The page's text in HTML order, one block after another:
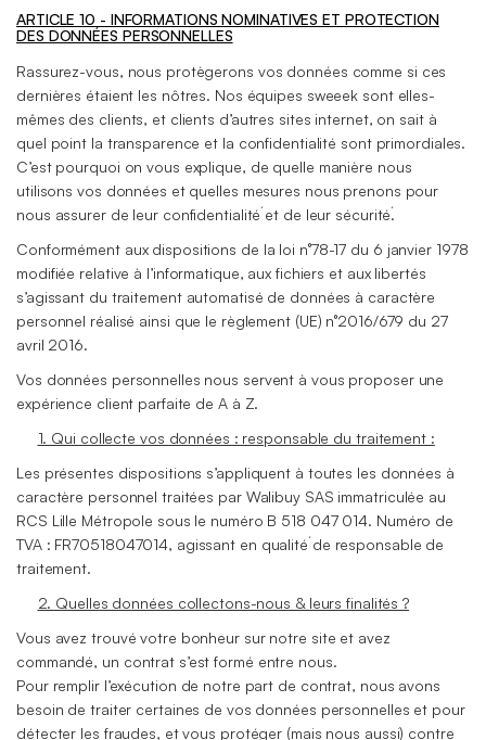
ARTICLE 10 - INFORMATIONS NOMINATIVES ET PROTECTION
DES DONNÉES PERSONNELLES
Rassurez-vous, nous protègerons vos données comme si ces
dernières étaient les nôtres. Nos équipes sweeek sont elles-
mêmes des clients, et clients d’autres sites internet, on sait à
quel point la transparence et la confidentialité sont primordiales.
C’est pourquoi on vous explique, de quelle manière nous
utilisons vos données et quelles mesures nous prenons pour
nous assurer de leur confidentialité́ et de leur sécurité́.
Conformément aux dispositions de la loi n°78-17 du 6 janvier 1978
modifiée relative à l’informatique, aux fichiers et aux libertés
s’agissant du traitement automatisé de données à caractère
personnel réalisé ainsi que le règlement (UE) n°2016/679 du 27
avril 2016.
Vos données personnelles nous servent à vous proposer une
expérience client parfaite de A à Z.
1. Qui collecte vos données : responsable du traitement :
Les présentes dispositions s’appliquent à toutes les données à
caractère personnel traitées par Walibuy SAS immatriculée au
RCS Lille Métropole sous le numéro B 518 047 014. Numéro de
TVA : FR70518047014, agissant en qualité́ de responsable de
traitement.
2. Quelles données collectons-nous & leurs finalités ?
Vous avez trouvé votre bonheur sur notre site et avez
commandé, un contrat s’est formé entre nous.
Pour remplir l’exécution de notre part de contrat, nous avons
besoin de traiter certaines de vos données personnelles et pour
détecter les fraudes, et vous protéger (mais nous aussi) contre